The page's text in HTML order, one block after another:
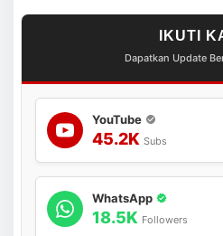
n
a
a
u
a
IKUTI
Dapatkan Update
YouTube
45.2K Subs
WhatsApp
18.5K Followers